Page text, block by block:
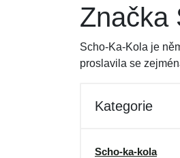
Dámské
Dárkové poukazy
Značka
Scho-Ka-Kola je
proslavila se
Kategorie
Scho-ka-kola